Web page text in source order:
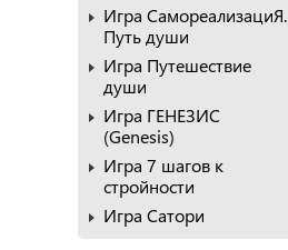
Игра СамореализациЯ.
Путь души
Игра Путешествие
души
Игра ГЕНЕЗИС
(Genesis)
Игра 7 шагов к
стройности
Игра Сатори